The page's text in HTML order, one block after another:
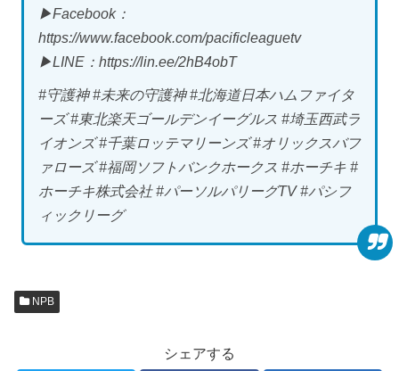
▶Facebook：
https://www.facebook.com/pacificleaguetv
▶LINE：https://lin.ee/2hB4obT
#守護神 #未来の守護神 #北海道日本ハムファイタ
ーズ #東北楽天ゴールデンイーグルス #埼玉西武ラ
イオンズ #千葉ロッテマリーンズ #オリックスバフ
ァローズ #福岡ソフトバンクホークス #ホーチキ #
ホーチキ株式会社 #パーソルパリーグTV #パシフ
ィックリーグ
NPB
シェアする